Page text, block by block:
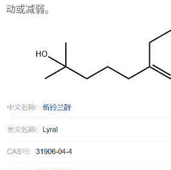
动或减弱。